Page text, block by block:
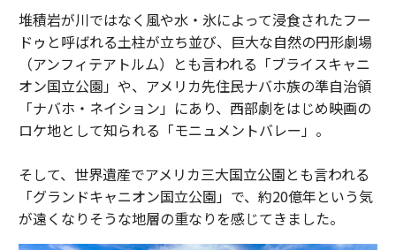
堆積岩が川ではなく風や水・氷によって浸食されたフー
ドゥと呼ばれる土柱が立ち並び、巨大な自然の円形劇場
（アンフィテアトルム）とも言われる「ブライスキャニ
オン国立公園」や、アメリカ先住民ナバホ族の準自治領
「ナバホ・ネイション」にあり、西部劇をはじめ映画の
ロケ地として知られる「モニュメントバレー」。
そして、世界遺産でアメリカ三大国立公園とも言われる
「グランドキャニオン国立公園」で、約20億年という気
が遠くなりそうな地層の重なりを感じてきました。